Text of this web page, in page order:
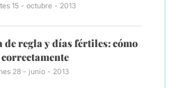
15 - octubre - 2013
regla y días fértiles: cómo
28 - junio - 2013